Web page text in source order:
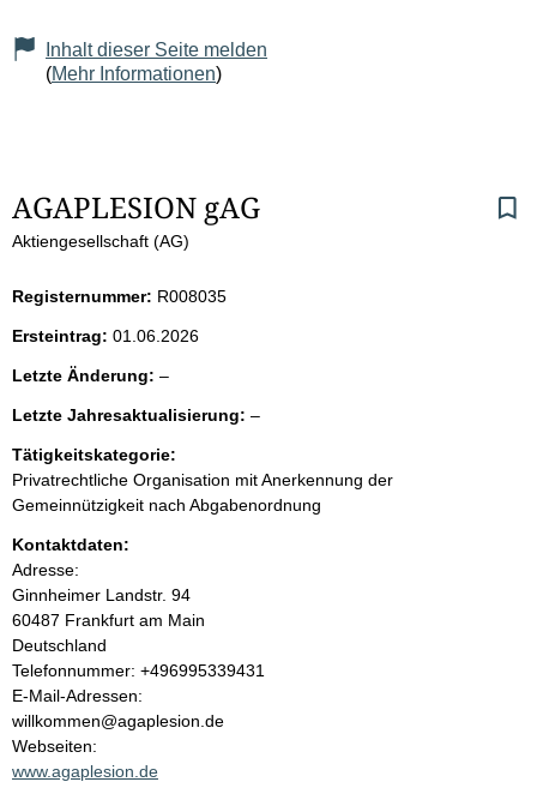
Inhalt dieser Seite melden
(Mehr Informationen)
S
e
i
t
e
n
i
n
h
a
l
t
AGAPLESION gAG
Aktiengesellschaft (AG)
Registernummer: R008035
Ersteintrag: 01.06.2026
Letzte Änderung: –l
e
r
Letzte Jahresaktualisierung: –l
r
Tätigkeitskategorie:
Privatrechtliche Organisation mit Anerkennung der
Gemeinnützigkeit nach Abgabenordnung
Kontaktdaten:
Adresse:
Ginnheimer Landstr. 94
60487 Frankfurt am Main
Deutschland
K
o
n
t
a
Telefonnummer: +496995339431
E-Mail-Adressen:
willkommen@agaplesion.de
Webseiten:
www.agaplesion.de